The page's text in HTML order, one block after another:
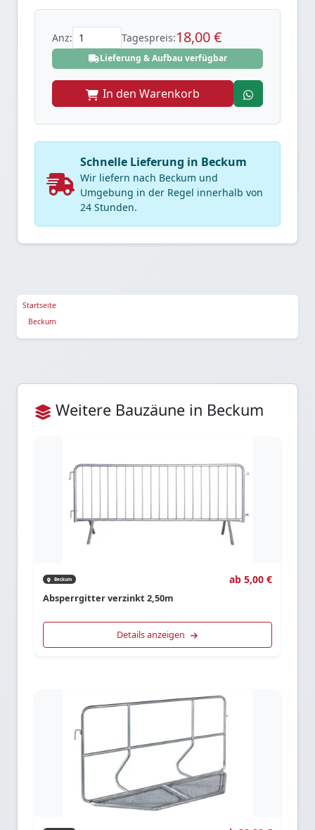
Startseite
Beckum
Anz: Tagespreis:18,00 €
Lieferung & Aufbau verfügbar
In den Warenkorb
Schnelle Lieferung in Beckum
Wir liefern nach Beckum und
Umgebung in der Regel innerhalb von
24 Stunden.
Weitere Bauzäune in Beckum
Beckum ab 5,00 €
Absperrgitter verzinkt 2,50m
Details anzeigen